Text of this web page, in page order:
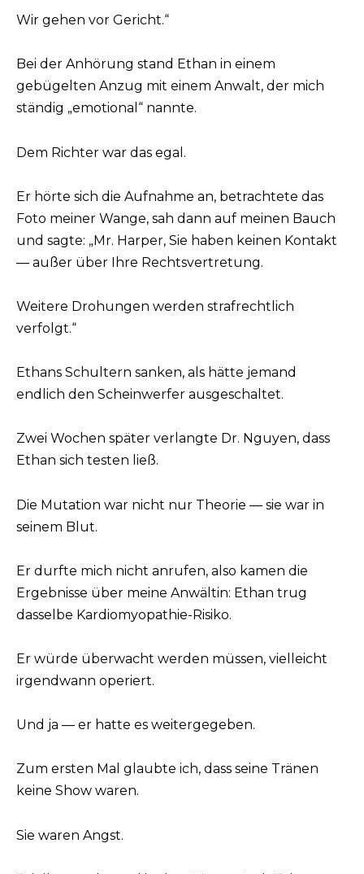
Wir gehen vor Gericht.“
Bei der Anhörung stand Ethan in einem
gebügelten Anzug mit einem Anwalt, der mich
ständig „emotional“ nannte.
Dem Richter war das egal.
Er hörte sich die Aufnahme an, betrachtete das
Foto meiner Wange, sah dann auf meinen Bauch
und sagte: „Mr. Harper, Sie haben keinen Kontakt
— außer über Ihre Rechtsvertretung.
Weitere Drohungen werden strafrechtlich
verfolgt.“
Ethans Schultern sanken, als hätte jemand
endlich den Scheinwerfer ausgeschaltet.
Zwei Wochen später verlangte Dr. Nguyen, dass
Ethan sich testen ließ.
Die Mutation war nicht nur Theorie — sie war in
seinem Blut.
Er durfte mich nicht anrufen, also kamen die
Ergebnisse über meine Anwältin: Ethan trug
dasselbe Kardiomyopathie-Risiko.
Er würde überwacht werden müssen, vielleicht
irgendwann operiert.
Und ja — er hatte es weitergegeben.
Zum ersten Mal glaubte ich, dass seine Tränen
keine Show waren.
Sie waren Angst.